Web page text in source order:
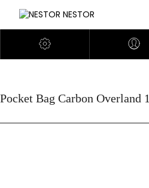
Pocket Bag Carbon Overland 1